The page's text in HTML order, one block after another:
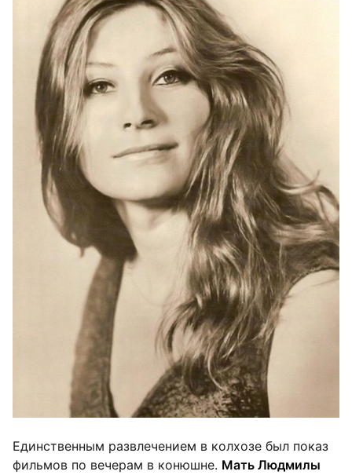
Единственным развлечением в колхозе был показ
фильмов по вечерам в конюшне. Мать Людмилы